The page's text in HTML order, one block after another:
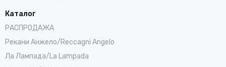
Каталог
РАСПРОДАЖА
Рекани Анжело/Reccagni Angelo
Ла Лампада/La Lampada